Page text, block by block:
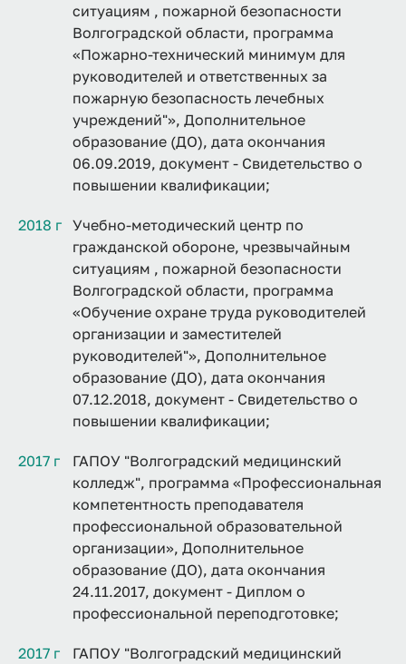
ситуациям , пожарной безопасности
Волгоградской области, программа
«Пожарно-технический минимум для
руководителей и ответственных за
пожарную безопасность лечебных
учреждений"», Дополнительное
образование (ДО), дата окончания
06.09.2019, документ - Свидетельство о
повышении квалификации;
2018 г Учебно-методический центр по
гражданской обороне, чрезвычайным
ситуациям , пожарной безопасности
Волгоградской области, программа
«Обучение охране труда руководителей
организации и заместителей
руководителей"», Дополнительное
образование (ДО), дата окончания
07.12.2018, документ - Свидетельство о
повышении квалификации;
2017 г
ГАПОУ "Волгоградский медицинский
колледж", программа «Профессиональная
компетентность преподавателя
профессиональной образовательной
организации», Дополнительное
образование (ДО), дата окончания
24.11.2017, документ - Диплом о
профессиональной переподготовке;
2017 г
ГАПОУ "Волгоградский медицинский